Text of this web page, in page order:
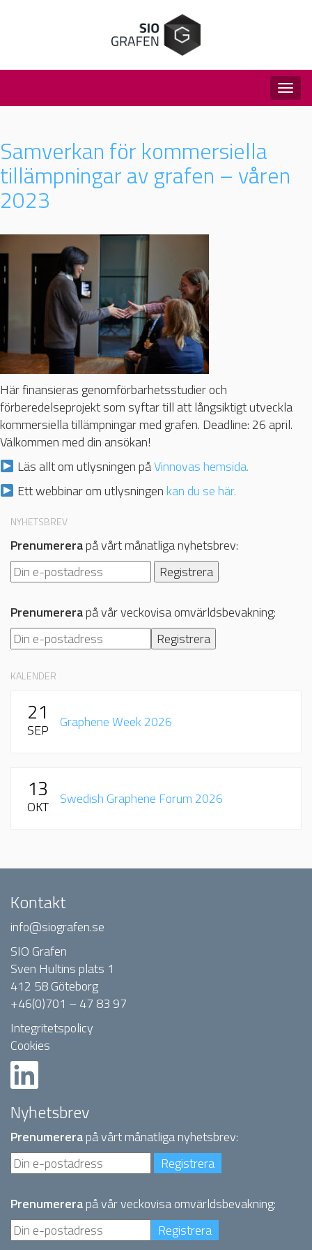
Samverkan för kommersiella
tillämpningar av grafen – våren
2023
Här finansieras genomförbarhetsstudier och
förberedelseprojekt som syftar till att långsiktigt utveckla
kommersiella tillämpningar med grafen. Deadline: 26 april.
Välkommen med din ansökan!
Läs allt om utlysningen påVinnovas hemsida.
Ett webbinar om utlysningenkan du se här.
NYHETSBREV
Prenumererapå vårt månatliga nyhetsbrev:
Prenumererapå vår veckovisa omvärldsbevakning:
KALENDER
21
SEP Graphene Week 2026
13
OKT Swedish Graphene Forum 2026
Kontakt
info@siografen.se
SIO Grafen
Sven Hultins plats 1
412 58 Göteborg
+46(0)701 – 47 83 97
Integritetspolicy
Cookies
Nyhetsbrev
Prenumererapå vårt månatliga nyhetsbrev:
Prenumererapå vår veckovisa omvärldsbevakning: